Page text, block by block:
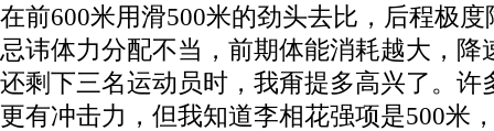
在前600米用滑500米的劲头去比，后程极
忌讳体力分配不当，前期体能消耗越大，降
还剩下三名运动员时，我甭提多高兴了。许
更有冲击力，但我知道李相花强项是500米